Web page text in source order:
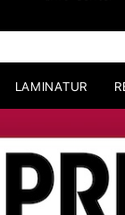
LAMINATUR